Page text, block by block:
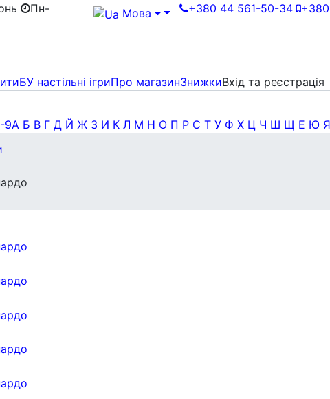
Пн-
Мова +380 44 561-50-34
БУ настільні ігриПро магазинЗнижкиВхід та реєстрація
9А Б В Г Д Й Ж З И К Л М Н О П Р С Т У Ф Х Ц Ч Ш Щ Е Ю Я